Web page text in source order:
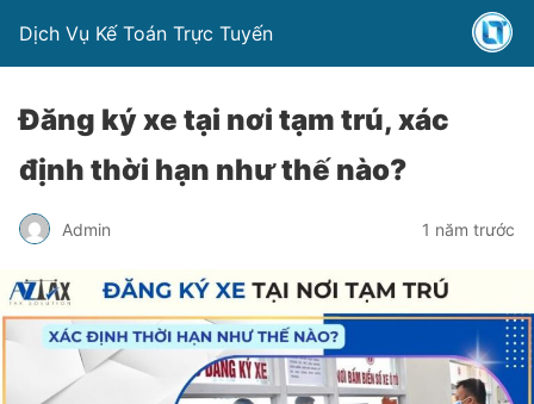
Dịch Vụ Kế Toán Trực Tuyến
Đăng ký xe tại nơi tạm trú, xác
định thời hạn như thế nào?
Admin 1 năm trước